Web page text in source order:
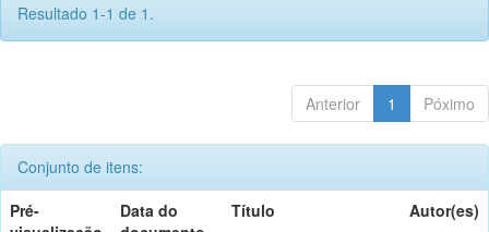
Resultado 1-1 de 1.
Anterior 1 Póximo
Conjunto de itens:
Pré-
Data do
Título Autor(es)